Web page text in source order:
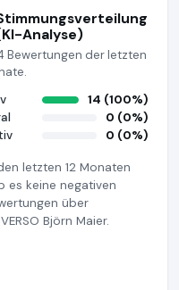
Analyse)
Bewertungen der letzten
14 (100%)
0 (0%)
0 (0%)
letzten 12 Monaten
es keine negativen
über
Björn Maier.